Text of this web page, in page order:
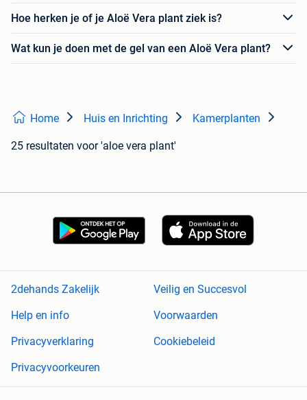
Hoe herken je of je Aloë Vera plant ziek is?
Wat kun je doen met de gel van een Aloë Vera plant?
Home Huis en Inrichting Kamerplanten
25 resultaten voor 'aloe vera plant'
2dehands Zakelijk
Veilig en Succesvol
Help en info
Voorwaarden
Privacyverklaring
Cookiebeleid
Privacyvoorkeuren